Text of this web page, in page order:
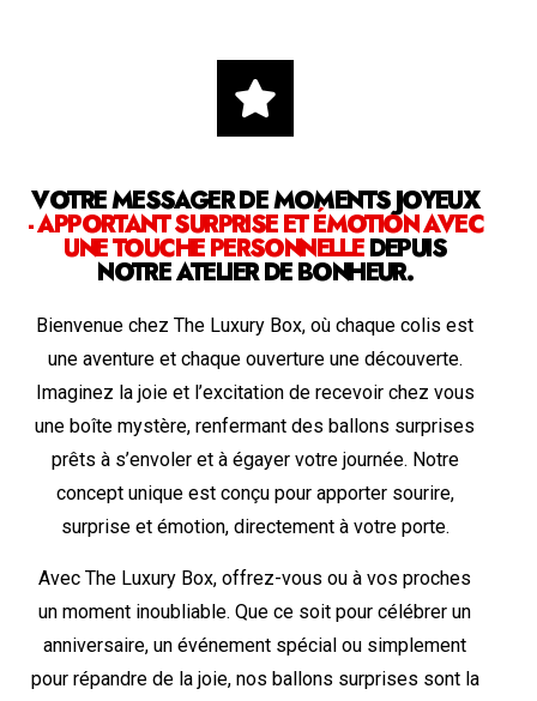
VOTRE MESSAGER DE MOMENTS JOYEUX
- APPORTANT SURPRISE ET ÉMOTION AVEC
UNE TOUCHE PERSONNELLEDEPUIS
NOTRE ATELIER DE BONHEUR.
Bienvenue chez The Luxury Box, où chaque colis est
une aventure et chaque ouverture une découverte.
Imaginez la joie et l’excitation de recevoir chez vous
une boîte mystère, renfermant des ballons surprises
prêts à s’envoler et à égayer votre journée. Notre
concept unique est conçu pour apporter sourire,
surprise et émotion, directement à votre porte.
Avec The Luxury Box, offrez-vous ou à vos proches
un moment inoubliable. Que ce soit pour célébrer un
anniversaire, un événement spécial ou simplement
pour répandre de la joie, nos ballons surprises sont la